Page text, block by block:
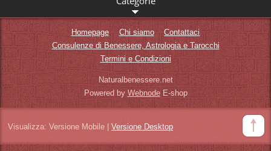
Homepage Chi siamo
Contattaci
Consulenze di Benessere, Astrologia e Tarocchi
Termini e Condizioni
Naturalbenessere.net
Powered by WebnodeE-shop
Visualizza: Versione Mobile| Versione Desktop